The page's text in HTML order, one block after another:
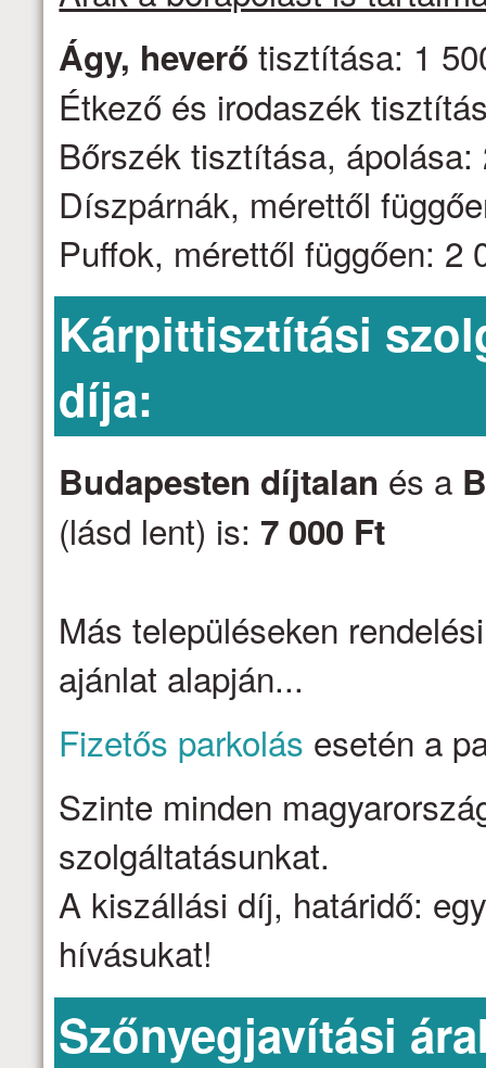
Ágy, heverő tisztítása: 1
Étkező és irodaszék
Bőrszék tisztítása,
Díszpárnák, mérettől
Puffok, mérettől függően: 2
Kárpittisztítási
díja:
Budapesten díjtalan és a
(lásd lent) is: 7 000 Ft
Más településeken
ajánlat alapján...
Fizetős parkolás esetén a
Szinte minden
szolgáltatásunkat.
A kiszállási díj, határidő:
hívásukat!
Szőnyegjavítási